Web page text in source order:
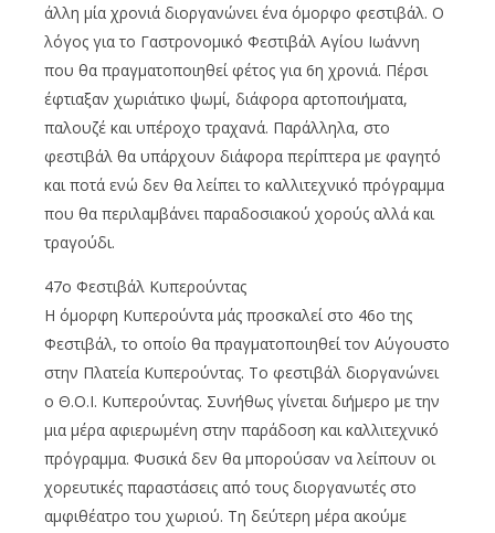
άλλη μία χρονιά διοργανώνει ένα όμορφο φεστιβάλ. Ο
λόγος για το Γαστρονομικό Φεστιβάλ Αγίου Ιωάννη
που θα πραγματοποιηθεί φέτος για 6η χρονιά. Πέρσι
έφτιαξαν χωριάτικο ψωμί, διάφορα αρτοποιήματα,
παλουζέ και υπέροχο τραχανά. Παράλληλα, στο
φεστιβάλ θα υπάρχουν διάφορα περίπτερα με φαγητό
και ποτά ενώ δεν θα λείπει το καλλιτεχνικό πρόγραμμα
που θα περιλαμβάνει παραδοσιακού χορούς αλλά και
τραγούδι.
47ο Φεστιβάλ Κυπερούντας
Η όμορφη Κυπερούντα μάς προσκαλεί στο 46ο της
Φεστιβάλ, το οποίο θα πραγματοποιηθεί τον Αύγουστο
στην Πλατεία Κυπερούντας. Το φεστιβάλ διοργανώνει
ο Θ.Ο.Ι. Κυπερούντας. Συνήθως γίνεται διήμερο με την
μια μέρα αφιερωμένη στην παράδοση και καλλιτεχνικό
πρόγραμμα. Φυσικά δεν θα μπορούσαν να λείπουν οι
χορευτικές παραστάσεις από τους διοργανωτές στο
αμφιθέατρο του χωριού. Τη δεύτερη μέρα ακούμε